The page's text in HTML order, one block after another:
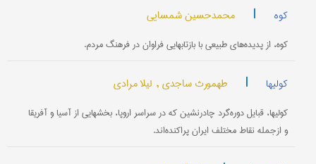
کوه | محمدحسین شمسایی
کوه، از پدیده‌های طبیعی با بازتابهایی فراوان در فرهنگ مردم.
کولیها | طهمورث ساجدی , لیلا مرادی
کولیها، قبایل دوره‌گرد چادرنشین که در سراسر اروپا، بخشهایی از آسیا و آفریقا
و ازجمله نقاط مختلف ایران پراکنده‌اند.